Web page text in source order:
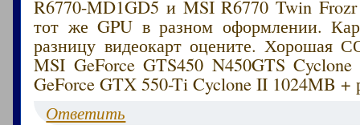
R6770-MD1GD5 и MSI R6770 Twin
тот же GPU в разном оформлении.
разницу видеокарт оцените. Хорошая
MSI GeForce GTS450 N450GTS
GeForce GTX 550-Ti Cyclone II 1024MB +
Ответить